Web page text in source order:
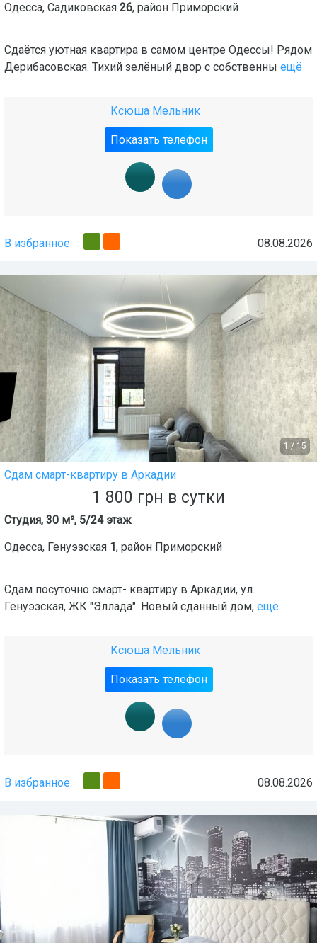
Одесса, Садиковская 26, район Приморский
Сдаётся уютная квартира в самом центре Одессы! Рядом
Дерибасовская. Тихий зелёный двор с собственны ещё
Ксюша Мельник
Показать телефон
В избранное 08.08.2026
1 / 15
Сдам смарт-квартиру в Аркадии
1 800 грн в сутки
Студия, 30 м², 5/24 этаж
Одесса, Генуэзская 1, район Приморский
Сдам посуточно смарт- квартиру в Аркадии, ул.
Генуэзская, ЖК "Эллада". Новый сданный дом, ещё
Ксюша Мельник
Показать телефон
В избранное 08.08.2026